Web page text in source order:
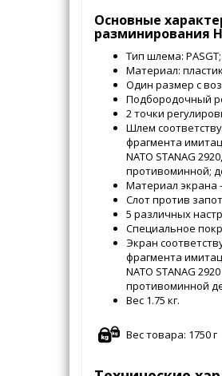
Основные
разминирования
Тип шлема: PASGT;
Материал:
Один размер с
Подбородочный
2 точки
Шлем
фрагмента
NATO STANAG
противоминной;
Материал экрана
Слот против
5 различных
Специальное
Экран
фрагмента
NATO STANAG
противоминной
Вес 1.75 кг.
Вес товара: 1750 г